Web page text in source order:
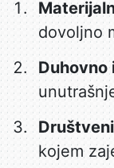
dovoljno
Duhovno
kojem